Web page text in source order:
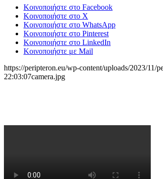
Κοινοποιήστε στο Facebook
Κοινοποιήστε στο X
Κοινοποιήστε στο WhatsApp
Κοινοποιήστε στο Pinterest
Κοινοποιήστε στο LinkedIn
Κοινοποιήστε με Mail
https://peripteron.eu/wp-content/uploads/2023/11/
22:03:07camera.jpg